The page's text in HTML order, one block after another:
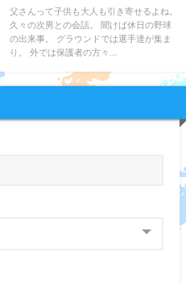
父さんって子供も大人も引き寄せるよね。
久々の次男との会話。 聞けば休日の野球
の出来事。 グラウンドでは選手達が集ま
り。 外では保護者の方々...